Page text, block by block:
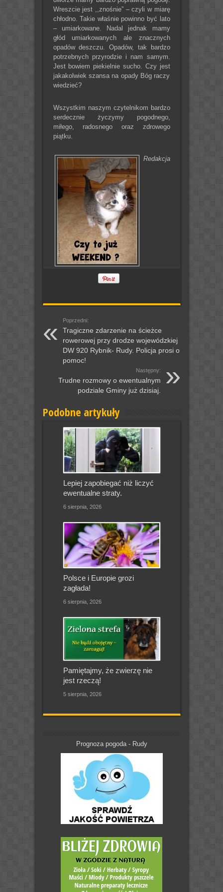
Wreszcie jest ,,znośnie” – czyli w miarę
chłodno. Takie właśnie powinno być lato
– umiarkowane. Nadal jednak mamy
głód umiarkowanych ale znacznych
opadów deszczu. Opadów, tak bardzo
potrzebnych przyrodzie i nam samym.
Jest bowiem piekielnie sucho. Czy jest
jakakolwiek szansa na opady Bóg raczy
wiedzieć?
Wszystkim naszym czytelnikom bardzo
serdecznie życzymy pogodnego,
miłego, radosnego oraz zdrowego
piątku.
Redakcja
Poprzedni:
Tragiczne zdarzenie na ścieżce
rowerowej przy drodze wojewódzkiej
DW 920 Rybnik- Rudy. Policja prosi o
pomoc!
Następny:
Trudne rozmowy o ewentualnym
podziale Gminy już dzisiaj.
Podobne artykuły
Lepiej zapobiegać niż liczyć
ewentualne straty.
6 sierpnia, 2026
Polsce i Europie grozi
zagłada!
6 sierpnia, 2026
Pamiętajmy, że zwierzę nie
jest rzeczą!
5 sierpnia, 2026
Prognoza pogoda - Rudy